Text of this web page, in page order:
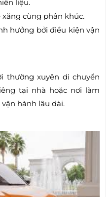
liệu.
cùng phân khúc.
hưởng bởi điều kiện vận
thường xuyên di chuyển
tại nhà hoặc nơi làm
hành lâu dài.